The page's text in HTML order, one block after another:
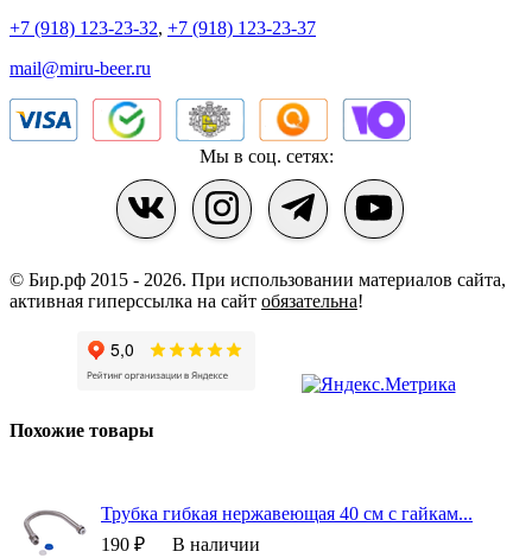
+7 (918) 123-23-32, +7 (918) 123-23-37
mail@miru-beer.ru
Мы в соц. сетях:
© Бир.рф 2015 - 2026. При использовании материалов сайта,
активная гиперссылка на сайт обязательна!
Похожие товары
Трубка гибкая нержавеющая 40 см с гайкам...
190 ₽
В наличии